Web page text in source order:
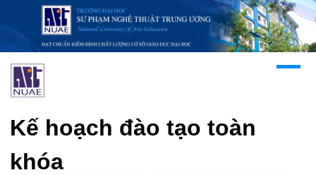
Kế hoạch đào tạo toàn
khóa